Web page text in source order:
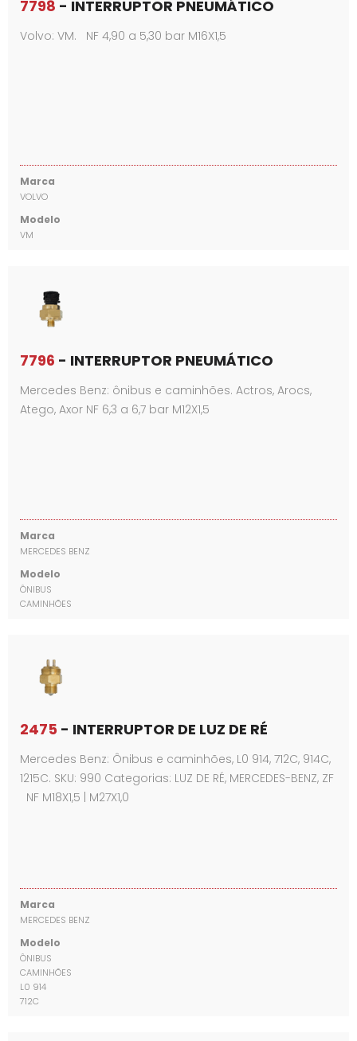
7798 - INTERRUPTOR PNEUMÁTICO
Volvo: VM. NF 4,90 a 5,30 bar M16X1,5
Marca
VOLVO
Modelo
VM
7796 - INTERRUPTOR PNEUMÁTICO
Mercedes Benz: ônibus e caminhões. Actros, Arocs,
Atego, Axor NF 6,3 a 6,7 bar M12X1,5
Marca
MERCEDES BENZ
Modelo
ÔNIBUS
CAMINHÕES
2475 - INTERRUPTOR DE LUZ DE RÉ
Mercedes Benz: Ônibus e caminhões, L0 914, 712C, 914C,
1215C. SKU: 990 Categorias: LUZ DE RÉ, MERCEDES-BENZ, ZF
NF M18X1,5 | M27X1,0
Marca
MERCEDES BENZ
Modelo
ÔNIBUS
CAMINHÕES
L0 914
712C